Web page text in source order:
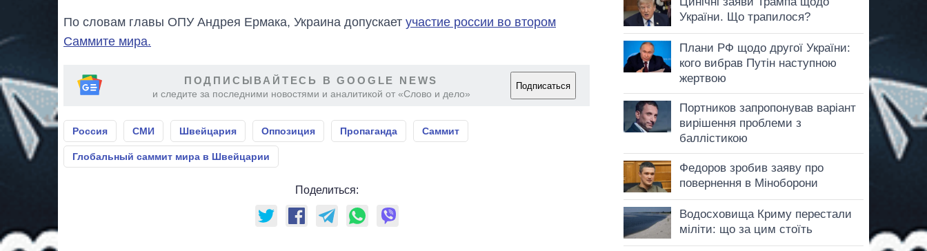
По словам главы ОПУ Андрея Ермака, Украина допускает участие россии во втором
Саммите мира.
ПОДПИСЫВАЙТЕСЬ В GOOGLE NEWS
и следите за последними новостями и аналитикой от «Слово и дело»
Подписаться
Россия СМИ Швейцария Оппозиция Пропаганда Саммит
Глобальный саммит мира в Швейцарии
Поделиться: